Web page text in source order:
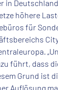
in
höhere
für
führt, dass
Grund ist
Auflösung